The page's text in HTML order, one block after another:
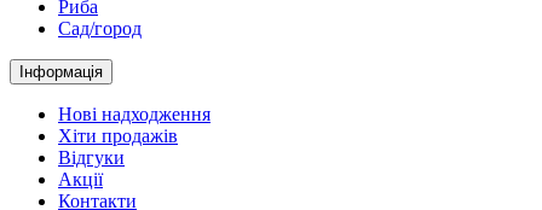
Риба
Сад/город
Інформація
Нові надходження
Хіти продажів
Відгуки
Акції
Контакти